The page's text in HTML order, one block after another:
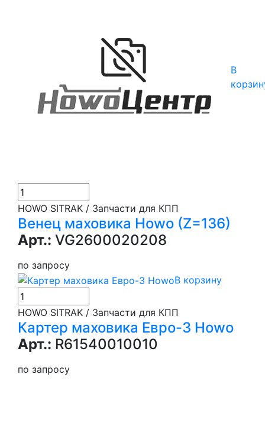
В
HOWO SITRAK / Запчасти для КПП
Венец маховика Howo (Z=136)
Арт.: VG2600020208
по запросу
В корзину
HOWO SITRAK / Запчасти для КПП
Картер маховика Евро-3 Howo
Арт.: R61540010010
по запросу